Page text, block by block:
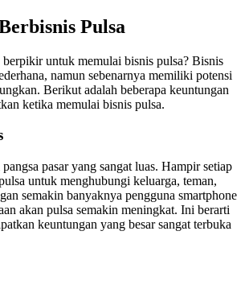
Pulsa
untuk memulai bisnis pulsa? Bisnis
namun sebenarnya memiliki potensi
Berikut adalah beberapa keuntungan
ketika memulai bisnis pulsa.
pasar yang sangat luas. Hampir setiap
untuk menghubungi keluarga, teman,
semakin banyaknya pengguna smartphone
akan pulsa semakin meningkat. Ini berarti
keuntungan yang besar sangat terbuka